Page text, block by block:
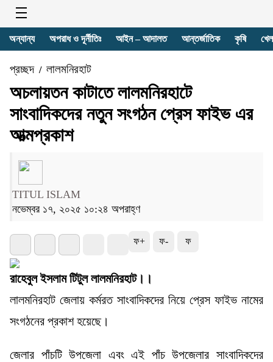
অন্যান্য অপরাধ ও দূর্নীতিঃ আইন – আদালত আন্তর্জাতিক কৃষি
প্রচ্ছদ/ লালমনিরহাট
অচলায়তন কাটাতে লালমনিরহাটে
সাংবাদিকদের নতুন সংগঠন প্রেস ফাইভ এর
আত্মপ্রকাশ
TITUL ISLAM
নভেম্বর ১৭, ২০২৫ ১০:২৪ অপরাহ্ণ
ফ+ ফ- ফ
রাহেবুল ইসলাম টিটুল লালমনিরহাট।।
লালমনিরহাট জেলায় কর্মরত সাংবাদিকদের নিয়ে প্রেস ফাইভ নামের
সংগঠনের প্রকাশ হয়েছে।
জেলার পাঁচটি উপজেলা এবং এই পাঁচ উপজেলার সাংবাদিকদের